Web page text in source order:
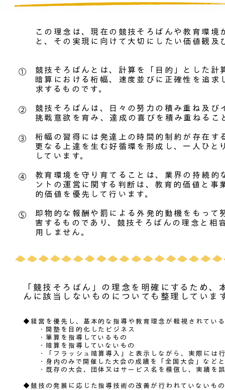
①
②
③
④
​⑤
この理念は、現在の競技そろばんや教育環
と、その実現に向けて大切にしたい価値観及
競技そろばんとは、計算を「目的」とした
暗算における桁幅、速度並びに正確性を追
求するものです。
競技そろばんは、日々の努力の積み重ね及
挑戦意欲を育み、達成の喜びを積み重ねるこ
桁幅の習得には発達上の時間的制約が存在
更なる上達を生む好循環を形成し、一人ひ
しています。
教育環境を守り育てることは、業界の持続
ントの運営に関する判断は、教育的価値と
的価値を優先して行います。
即物的な報酬や罰による外発的動機をもっ
害するものであり、競技そろばんの理念と相
用しません。
「競技そろばん」の理念を明確にするため
んに該当しないものについても整理していま
◆経営を優先し、基本的な指導や教育理念が軽視されてい
・開塾を目的化したビジネス
・筆算を指導しているもの
・暗算を指導していないもの
・「フラッシュ暗算導入」と表示しながら、実際には行
・身内のみで開催した大会の成績を「全国大会」などと
・既存の大会、団体又はサービス名を模倣し、実績を
◆競技の発展に応じた指導技術の改善が行われていないもの